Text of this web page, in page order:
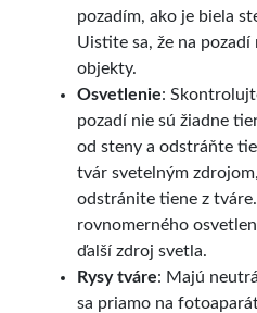
pozadím, ako je biela
Uistite sa, že na pozadí
objekty.
Osvetlenie:
pozadí nie sú žiadne
od steny a odstráňte
tvár svetelným
odstránite tiene z
rovnomerného
ďalší zdroj svetla.
Rysy tváre: Majú
sa priamo na